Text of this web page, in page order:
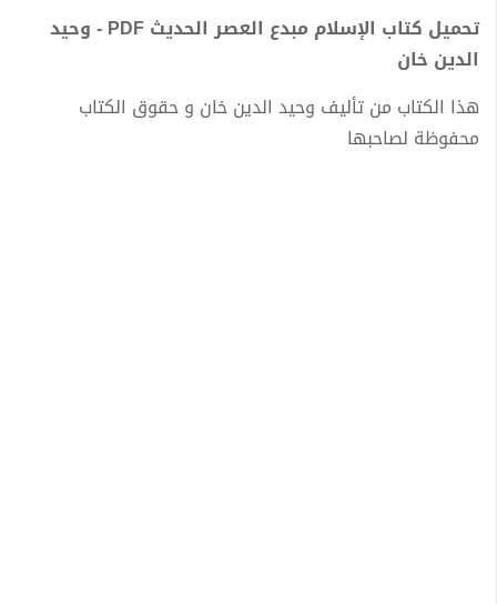
تحميل كتاب الإسلام مبدع العصر الحديث PDF - وحيد
الدين خان
هذا الكتاب من تأليف وحيد الدين خان و حقوق الكتاب
محفوظة لصاحبها